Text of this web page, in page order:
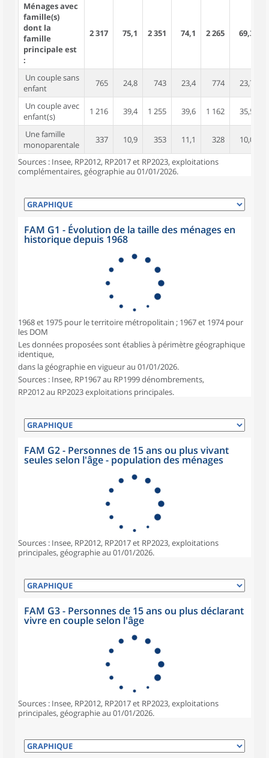
Ménages avec
famille(s)
dont la
famille
principale est
:
2 317 75,1 2 351 74,1 2 265 69,3
Un couple sans
enfant
765 24,8 743 23,4 774 23,7
Un couple avec
enfant(s)
1 216 39,4 1 255 39,6 1 162 35,5
Une famille
monoparentale
337 10,9 353 11,1 328 10,0
Sources : Insee, RP2012, RP2017 et RP2023, exploitations
complémentaires, géographie au 01/01/2026.
FAM G1 - Évolution de la taille des ménages en
historique depuis 1968
1968 et 1975 pour le territoire métropolitain ; 1967 et 1974 pour
les DOM
Les données proposées sont établies à périmètre géographique
identique,
dans la géographie en vigueur au 01/01/2026.
Sources : Insee, RP1967 au RP1999 dénombrements,
RP2012 au RP2023 exploitations principales.
FAM G2 - Personnes de 15 ans ou plus vivant
seules selon l'âge - population des ménages
Sources : Insee, RP2012, RP2017 et RP2023, exploitations
principales, géographie au 01/01/2026.
FAM G3 - Personnes de 15 ans ou plus déclarant
vivre en couple selon l'âge
Sources : Insee, RP2012, RP2017 et RP2023, exploitations
principales, géographie au 01/01/2026.